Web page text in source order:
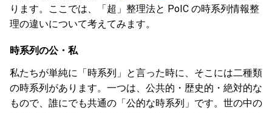
ります。ここでは、「超」整理法と PoIC の時系列情報整
理の違いについて考えてみます。
時系列の公・私
私たちが単純に「時系列」と言った時に、そこには二種類
の時系列があります。一つは、公共的・歴史的・絶対的な
もので、誰にでも共通の「公的な時系列」です。世の中の